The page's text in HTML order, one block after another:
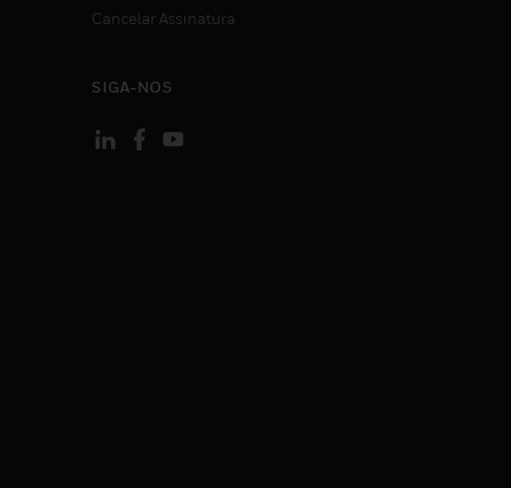
Cancelar Assinatura
SIGA-NOS